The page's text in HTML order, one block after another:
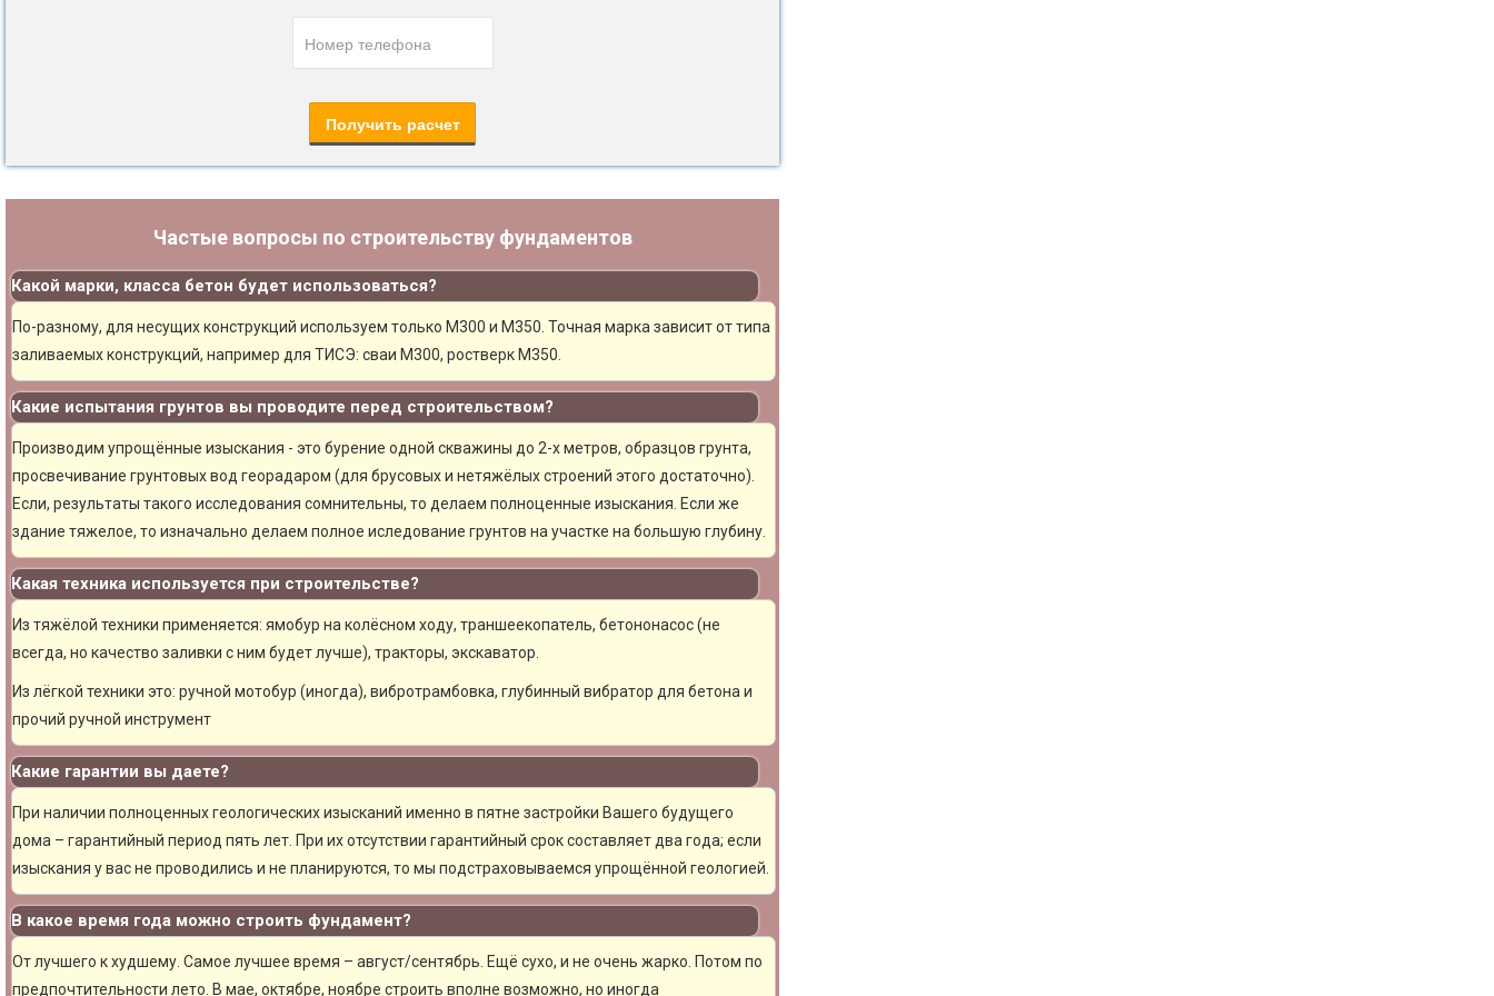
Частые вопросы по строительству фундаментов
Какой марки, класса бетон будет использоваться?
По-разному, для несущих конструкций используем только М300 и М350. Точная марка зависит от типа
заливаемых конструкций, например для ТИСЭ: сваи М300, ростверк М350.
Какие испытания грунтов вы проводите перед строительством?
Производим упрощённые изыскания - это бурение одной скважины до 2-х метров, образцов грунта,
просвечивание грунтовых вод георадаром (для брусовых и нетяжёлых строений этого достаточно).
Если, результаты такого исследования сомнительны, то делаем полноценные изыскания. Если же
здание тяжелое, то изначально делаем полное иследование грунтов на участке на большую глубину.
Какая техника используется при строительстве?
Из тяжёлой техники применяется: ямобур на колёсном ходу, траншеекопатель, бетононасос (не
всегда, но качество заливки с ним будет лучше), тракторы, экскаватор.
Из лёгкой техники это: ручной мотобур (иногда), вибротрамбовка, глубинный вибратор для бетона и
прочий ручной инструмент
Какие гарантии вы даете?
При наличии полноценных геологических изысканий именно в пятне застройки Вашего будущего
дома – гарантийный период пять лет. При их отсутствии гарантийный срок составляет два года; если
изыскания у вас не проводились и не планируются, то мы подстраховываемся упрощённой геологией.
В какое время года можно строить фундамент?
От лучшего к худшему. Самое лучшее время – август/сентябрь. Ещё сухо, и не очень жарко. Потом по
предпочтительности лето. В мае, октябре, ноябре строить вполне возможно, но иногда